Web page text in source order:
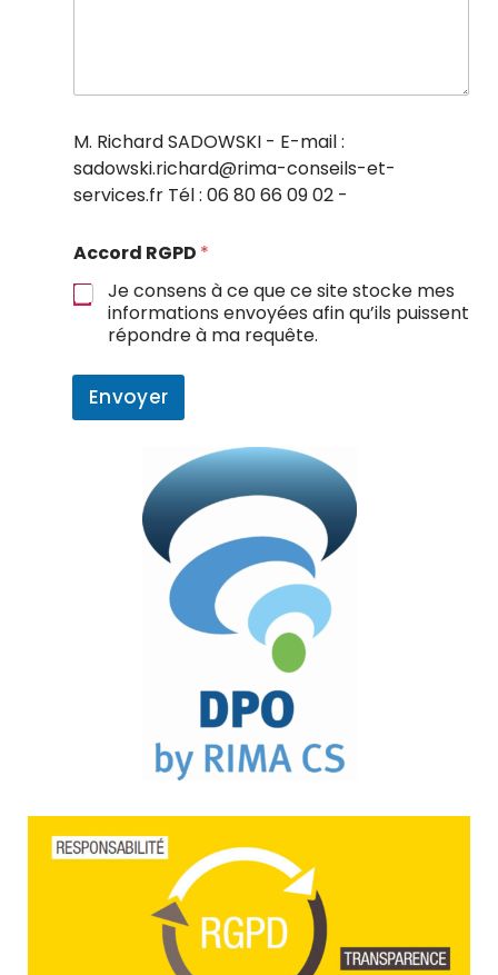
M. Richard SADOWSKI - E-mail :
sadowski.richard@rima-conseils-et-
services.fr Tél : 06 80 66 09 02 -
Accord RGPD *
Je consens à ce que ce site stocke mes
informations envoyées afin qu’ils puissent
répondre à ma requête.
Envoyer